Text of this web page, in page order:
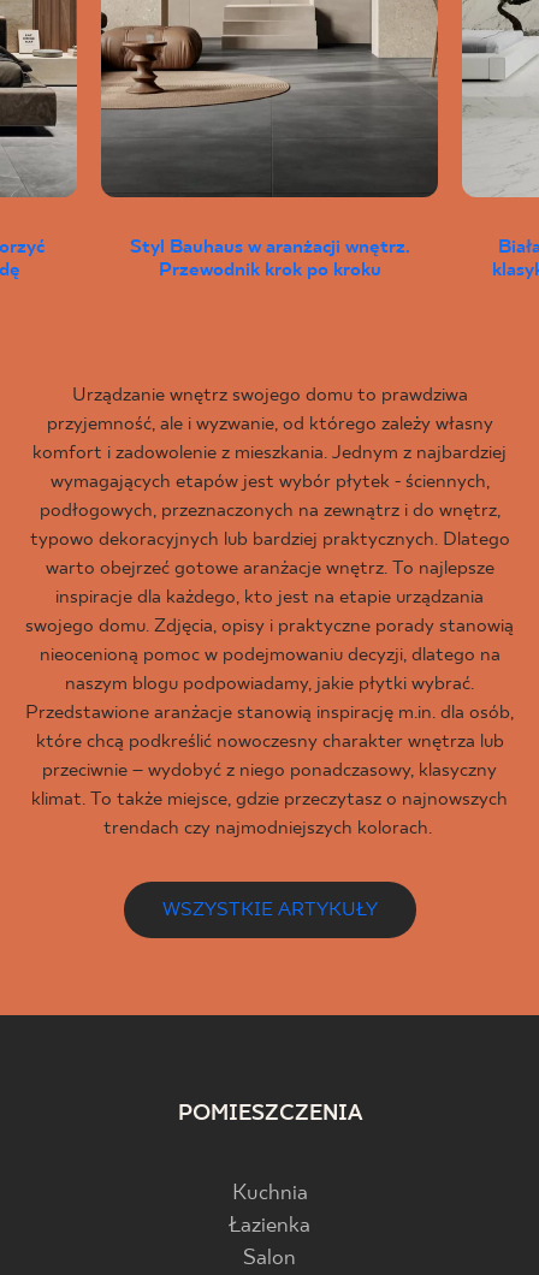
Styl Bauhaus w aranżacji wnętrz.
Przewodnik krok po kroku
Urządzanie wnętrz swojego domu to prawdziwa
przyjemność, ale i wyzwanie, od którego zależy własny
komfort i zadowolenie z mieszkania. Jednym z najbardziej
wymagających etapów jest wybór płytek - ściennych,
podłogowych, przeznaczonych na zewnątrz i do wnętrz,
typowo dekoracyjnych lub bardziej praktycznych. Dlatego
warto obejrzeć gotowe aranżacje wnętrz. To najlepsze
inspiracje dla każdego, kto jest na etapie urządzania
swojego domu. Zdjęcia, opisy i praktyczne porady stanowią
nieocenioną pomoc w podejmowaniu decyzji, dlatego na
naszym blogu podpowiadamy, jakie płytki wybrać.
Przedstawione aranżacje stanowią inspirację m.in. dla osób,
które chcą podkreślić nowoczesny charakter wnętrza lub
przeciwnie – wydobyć z niego ponadczasowy, klasyczny
klimat. To także miejsce, gdzie przeczytasz o najnowszych
trendach czy najmodniejszych kolorach.
WSZYSTKIE ARTYKUŁY
POMIESZCZENIA
Kuchnia
Łazienka
Salon